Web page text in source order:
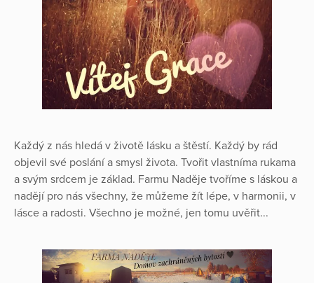
Každý z nás hledá v životě lásku a štěstí. Každý by rád
objevil své poslání a smysl života. Tvořit vlastníma rukama
a svým srdcem je základ. Farmu Naděje tvoříme s láskou a
nadějí pro nás všechny, že můžeme žít lépe, v harmonii, v
lásce a radosti. Všechno je možné, jen tomu uvěřit...